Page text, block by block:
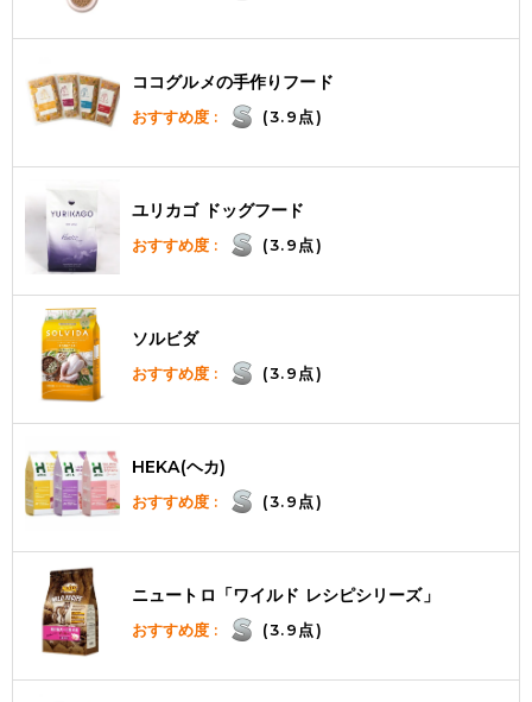
ココグルメの手作りフード
おすすめ度 : (3.9点)
ユリカゴ ドッグフード
おすすめ度 : (3.9点)
ソルビダ
おすすめ度 : (3.9点)
HEKA(ヘカ)
おすすめ度 : (3.9点)
ニュートロ「ワイルド レシピシリーズ」
おすすめ度 : (3.9点)